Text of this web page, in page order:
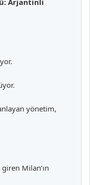
yönetim,
Milan’ın